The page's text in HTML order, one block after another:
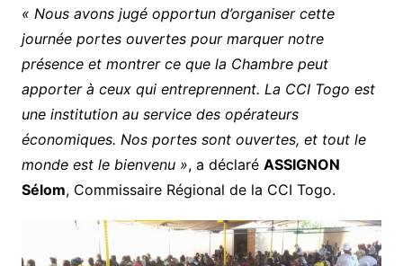
« Nous avons jugé opportun d’organiser cette
journée portes ouvertes pour marquer notre
présence et montrer ce que la Chambre peut
apporter à ceux qui entreprennent. La CCI Togo est
une institution au service des opérateurs
économiques. Nos portes sont ouvertes, et tout le
monde est le bienvenu », a déclaré ASSIGNON
Sélom, Commissaire Régional de la CCI Togo.